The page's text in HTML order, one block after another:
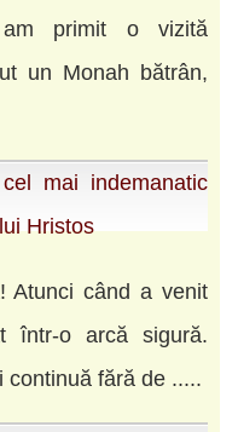
primit o vizită
un Monah bătrân,
mai indemanatic
Hristos
Atunci când a venit
într-o arcă sigură.
continuă fără de .....